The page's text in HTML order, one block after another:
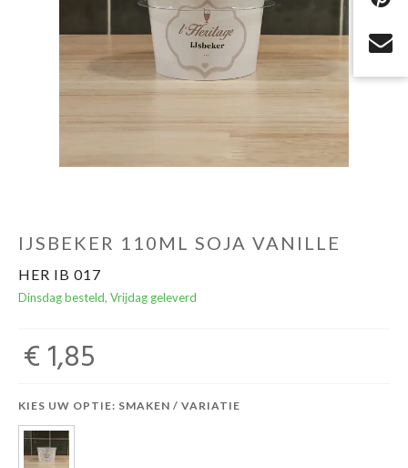
IJSBEKER 110ML SOJA VANILLE
HER IB 017
Dinsdag besteld, Vrijdag geleverd
€ 1,85
KIES UW OPTIE: SMAKEN / VARIATIE